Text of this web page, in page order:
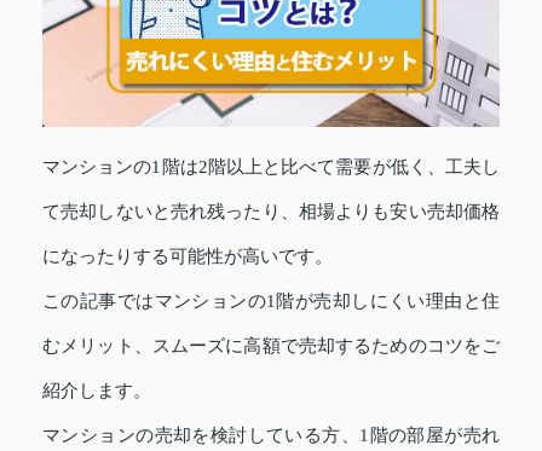
マンションの1階は2階以上と比べて需要が低く、工夫し
て売却しないと売れ残ったり、相場よりも安い売却価格
になったりする可能性が高いです。
この記事ではマンションの1階が売却しにくい理由と住
むメリット、スムーズに高額で売却するためのコツをご
紹介します。
マンションの売却を検討している方、1階の部屋が売れ